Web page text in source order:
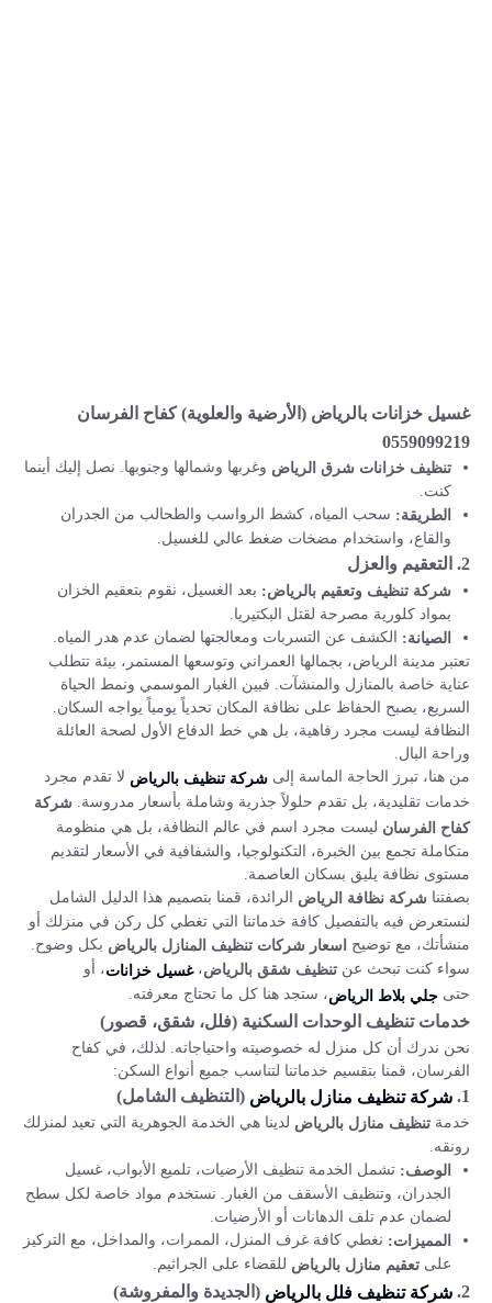
غسيل خزانات بالرياض (الأرضية والعلوية) كفاح الفرسان
0559099219
تنظيف خزانات شرق الرياض وغربها وشمالها وجنوبها. نصل إليك أينما
كنت.
الطريقة: سحب المياه، كشط الرواسب والطحالب من الجدران
والقاع، واستخدام مضخات ضغط عالي للغسيل.
2. التعقيم والعزل
شركة تنظيف وتعقيم بالرياض: بعد الغسيل، نقوم بتعقيم الخزان
بمواد كلورية مصرحة لقتل البكتيريا.
الصيانة: الكشف عن التسربات ومعالجتها لضمان عدم هدر المياه.
تعتبر مدينة الرياض، بجمالها العمراني وتوسعها المستمر، بيئة تتطلب
عناية خاصة بالمنازل والمنشآت. فبين الغبار الموسمي ونمط الحياة
السريع، يصبح الحفاظ على نظافة المكان تحدياً يومياً يواجه السكان.
النظافة ليست مجرد رفاهية، بل هي خط الدفاع الأول لصحة العائلة
وراحة البال.
من هنا، تبرز الحاجة الماسة إلى شركة تنظيف بالرياض لا تقدم مجرد
خدمات تقليدية، بل تقدم حلولاً جذرية وشاملة بأسعار مدروسة. شركة
كفاح الفرسان ليست مجرد اسم في عالم النظافة، بل هي منظومة
متكاملة تجمع بين الخبرة، التكنولوجيا، والشفافية في الأسعار لتقديم
مستوى نظافة يليق بسكان العاصمة.
بصفتنا شركة نظافة الرياض الرائدة، قمنا بتصميم هذا الدليل الشامل
لنستعرض فيه بالتفصيل كافة خدماتنا التي تغطي كل ركن في منزلك أو
منشأتك، مع توضيح
اسعار شركات تنظيف المنازل بالرياض بكل وضوح.
سواء كنت تبحث عن تنظيف شقق بالرياض،غسيل خزانات، أو
حتى جلي بلاط الرياض، ستجد هنا كل ما تحتاج معرفته.
خدمات تنظيف الوحدات السكنية (فلل، شقق، قصور)
نحن ندرك أن كل منزل له خصوصيته واحتياجاته. لذلك، في كفاح
الفرسان، قمنا بتقسيم خدماتنا لتناسب جميع أنواع السكن:
1. شركة تنظيف منازل بالرياض (التنظيف الشامل)
خدمة تنظيف منازل بالرياض لدينا هي الخدمة الجوهرية التي تعيد لمنزلك
رونقه.
الوصف: تشمل الخدمة تنظيف الأرضيات، تلميع الأبواب، غسيل
الجدران، وتنظيف الأسقف من الغبار. نستخدم مواد خاصة لكل سطح
لضمان عدم تلف الدهانات أو الأرضيات.
المميزات: نغطي كافة غرف المنزل، الممرات، والمداخل، مع التركيز
على تعقيم منازل بالرياض للقضاء على الجراثيم.
2. شركة تنظيف فلل بالرياض (الجديدة والمفروشة)